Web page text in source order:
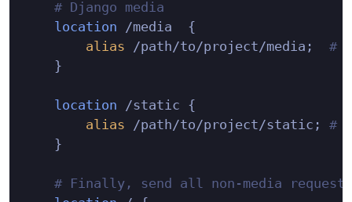
# Django media
location /media  {
alias /path/to/project/media; #
    }
location /static {
alias /path/to/project/static; #
    }
# Finally, send all non-media